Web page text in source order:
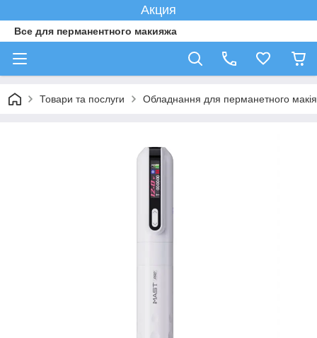
Акция
Все для перманентного макияжа
Товари та послуги Обладнання для перманетного